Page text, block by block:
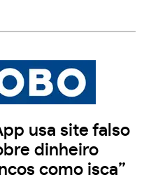
usa site falso
dinheiro
como isca”